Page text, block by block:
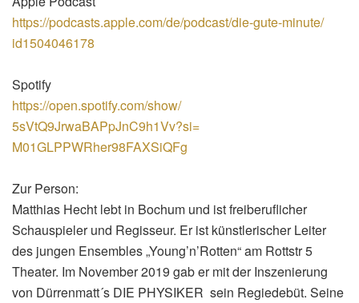
https://podcasts.apple.com/de/podcast/die-gute-minute/
id1504046178
Spotify
https://open.spotify.com/show/
5sVtQ9JrwaBAPpJnC9h1Vv?si=
M01GLPPWRher98FAXSiQFg
Zur Person:
Matthias Hecht lebt in Bochum und ist freiberuflicher
Schauspieler und Regisseur. Er ist künstlerischer Leiter
des jungen Ensembles „Young’n’Rotten“ am Rottstr 5
Theater. Im November 2019 gab er mit der Inszenierung
von Dürrenmatt´s DIE PHYSIKER sein Regiedebüt. Seine